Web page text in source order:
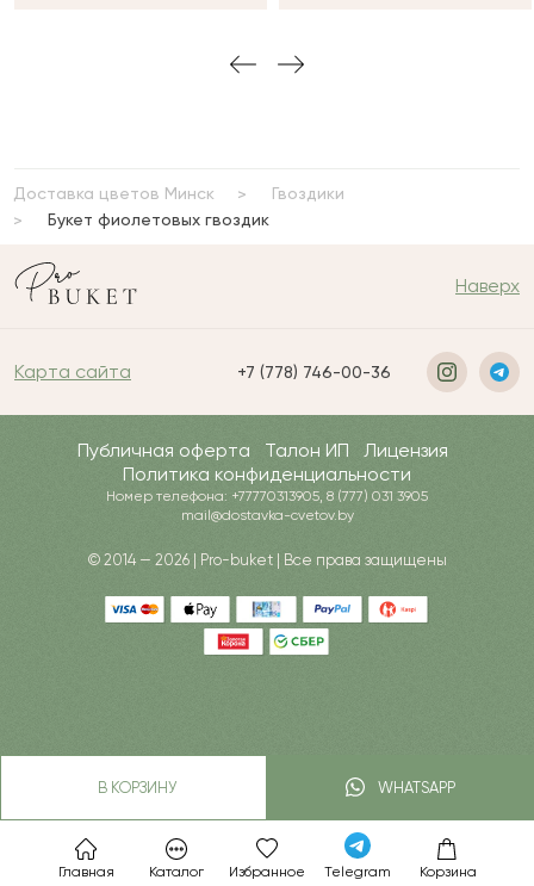
Главная Каталог Избранное Telegram Корзина
В КОРЗИНУ WHATSAPP
Доставка цветов Минск
Гвоздики
Букет фиолетовых гвоздик
Наверх
Карта сайта +7 (778) 746-00-36
Публичная оферта Талон ИП
Лицензия
Политика конфиденциальности
Номер телефона: +77770313905, 8 (777) 031 3905
mail@dostavka-cvetov.by
© 2014 — 2026 | Pro-buket | Все права защищены